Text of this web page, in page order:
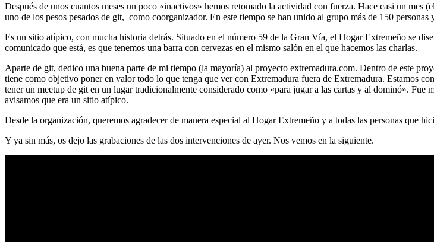
Después de unos cuantos meses un poco «inactivos» hemos retomado la actividad con fuerza. Hace casi un mes
uno de los pesos pesados de git, como coorganizador. En este tiempo se han unido al grupo más de 150 personas
Es un sitio atípico, con mucha historia detrás. Situado en el número 59 de la Gran Vía, el Hogar Extremeño se
comunicado que está, es que tenemos una barra con cervezas en el mismo salón en el que hacemos las charlas.
Aparte de git, dedico una buena parte de mi tiempo (la mayoría) al proyecto extremadura.com. Dentro de este
tiene como objetivo poner en valor todo lo que tenga que ver con Extremadura fuera de Extremadura. Estamos
tener un meetup de git en un lugar tradicionalmente considerado como «para jugar a las cartas y al dominó».
avisamos que era un sitio atípico.
Desde la organización, queremos agradecer de manera especial al Hogar Extremeño y a todas las personas que
Y ya sin más, os dejo las grabaciones de las dos intervenciones de ayer. Nos vemos en la siguiente.